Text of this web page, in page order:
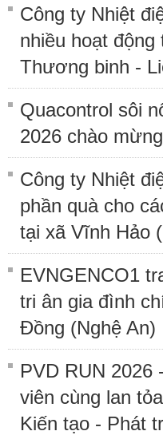
Công ty Nhiệt
nhiều hoạt động
Thương binh -
Quacontrol sôi
2026 chào
Công ty Nhiệt
phần quà cho
tại xã Vĩnh Hảo
EVNGENCO1
tri ân gia đình
Đồng (Nghệ An)
PVD RUN 2026
viên cùng lan
Kiến tạo - Phát